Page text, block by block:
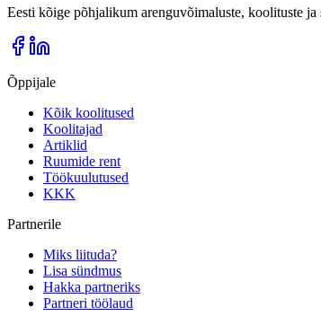
Eesti kõige põhjalikum arenguvõimaluste, koolituste ja
Õppijale
Kõik koolitused
Koolitajad
Artiklid
Ruumide rent
Töökuulutused
KKK
Partnerile
Miks liituda?
Lisa sündmus
Hakka partneriks
Partneri töölaud